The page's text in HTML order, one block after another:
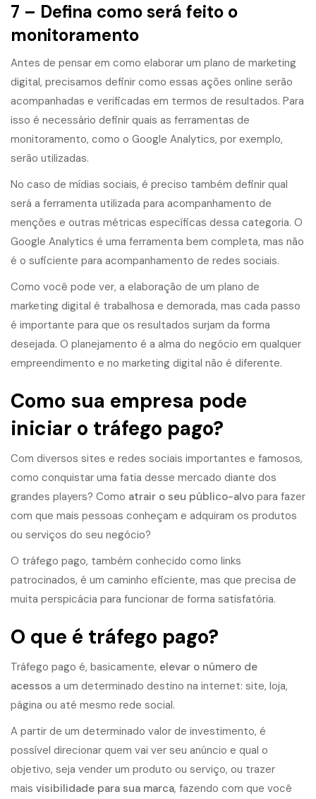
7 – Defina como será feito o
monitoramento
Antes de pensar em como elaborar um plano de marketing
digital, precisamos definir como essas ações online serão
acompanhadas e verificadas em termos de resultados. Para
isso é necessário definir quais as ferramentas de
monitoramento, como o Google Analytics, por exemplo,
serão utilizadas.
No caso de mídias sociais, é preciso também definir qual
será a ferramenta utilizada para acompanhamento de
menções e outras métricas específicas dessa categoria. O
Google Analytics é uma ferramenta bem completa, mas não
é o suficiente para acompanhamento de redes sociais.
Como você pode ver, a elaboração de um plano de
marketing digital é trabalhosa e demorada, mas cada passo
é importante para que os resultados surjam da forma
desejada. O planejamento é a alma do negócio em qualquer
empreendimento e no marketing digital não é diferente.
Como sua empresa pode
iniciar o tráfego pago?
Com diversos sites e redes sociais importantes e famosos,
como conquistar uma fatia desse mercado diante dos
grandes players? Como atrair o seu público-alvo para fazer
com que mais pessoas conheçam e adquiram os produtos
ou serviços do seu negócio?
O tráfego pago, também conhecido como links
patrocinados, é um caminho eficiente, mas que precisa de
muita perspicácia para funcionar de forma satisfatória.
O que é tráfego pago?
Tráfego pago é, basicamente, elevar o número de
acessos a um determinado destino na internet: site, loja,
página ou até mesmo rede social.
A partir de um determinado valor de investimento, é
possível direcionar quem vai ver seu anúncio e qual o
objetivo, seja vender um produto ou serviço, ou trazer
mais visibilidade para sua marca, fazendo com que você